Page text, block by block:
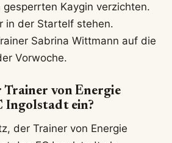
Kaygin verzichten.
in der Startelf stehen.
Sabrina Wittmann auf die
Vorwoche.
Trainer von Energie
Ingolstadt ein?
der Trainer von Energie